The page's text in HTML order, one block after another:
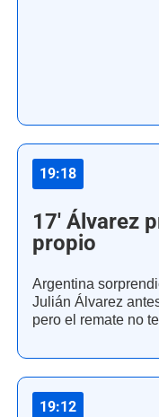
19:18
17' Álvarez
propio
Argentina
Julián Álvarez
pero el remate no
19:12